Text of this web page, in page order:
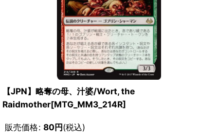
【JPN】略奪の母、汁婆/Wort, the
Raidmother[MTG_MM3_214R]
販売価格: 80円(税込)